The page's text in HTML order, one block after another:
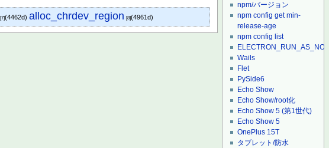
[7](4462d)alloc_chrdev_region [8](4961d)
npm/バージョン
npm config get min-
release-age
npm config list
Wails
Flet
PySide6
Echo Show
Echo Show/root化
Echo Show 5 (第1世代)
Echo Show 5
OnePlus 15T
タブレット/防水